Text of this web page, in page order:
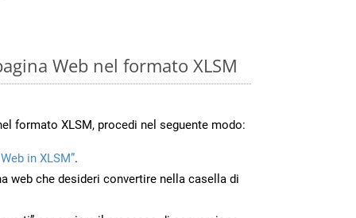
Web nel formato XLSM
formato XLSM, procedi nel seguente modo:
in XLSM”.
web che desideri convertire nella casella di